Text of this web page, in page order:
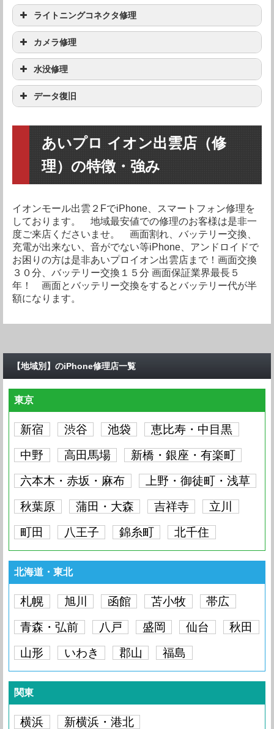
iPhoneXS Max
iPhoneXS
iPhoneX 23,149円
iPhone8 Plus 11,852円
iPhone8 10,186円
iPhone7 Plus 10,926円
iPhoneSE 6,760円
iPhone6S Plus 9,723円
iPhone6S 7,686円
iPhone6 Plus
iPhone5S
iPhone5C
iPhone5 6,760円
iPhone4S 4,445円
iPhone4 4,445円
iPhoneXR
iPhoneXS Max
iPhoneXS
iPhoneX 12,963円
iPhone8 Plus 8,612円
iPhone8 7,408円
iPhone7 5,556円
iPhoneSE 3,982円
iPhone6S Plus 4,815円
iPhone6S
iPhone6
iPhone5S 3,982円
iPhone5C 3,982円
iPhone5 3,982円
iPhone4S 2,963円
iPhone4 2,963円
機種
iPhoneXR
iPhoneXS Max
iPhoneXS
iPhone8 Plus 要問い合わせ
iPhone7 Plus 要問い合わせ
iPhone7 要問い合わせ
iPhoneSE 要問い合わせ
iPhone6S Plus
iPhone6 Plus
iPhone6 要問い合わせ
iPhone5C 要問い合わせ
iPhone5 要問い合わせ
iPhone4S 要問い合わせ
iPhone4 要問い合わせ
ライトニングコネクタ修理
機種
iPhoneXR
iPhoneXS Max
iPhoneXS 要問い合わせ
iPhoneX 要問い合わせ
iPhone8 Plus 8,797円
iPhone8 8,797円
iPhone7 Plus 6,760円
iPhone7 6,760円
iPhoneSE
iPhone6S
iPhone6 Plus 4,630円
iPhone5S 3,982円
iPhone5C 3,982円
iPhone5 3,982円
iPhone4S 要問い合わせ
iPhone4 要問い合わせ
カメラ修理
iPhoneXR
iPhoneXS Max 要問い合わせ
iPhoneXS
iPhoneX 要問い合わせ
iPhone8 Plus 要問い合わせ
iPhone8 要問い合わせ
iPhone7 Plus 要問い合わせ
iPhone7
iPhone6S 要問い合わせ
iPhone6 Plus 要問い合わせ
iPhone5S 要問い合わせ
iPhone5C 要問い合わせ
iPhone5 要問い合わせ
iPhone4S 要問い合わせ
iPhone4 要問い合わせ
水没修理
機種
iPhoneXR 3,519円
iPhoneXS Max 3,519円
iPhoneXS 3,519円
iPhoneX 3,519円
iPhone8 Plus 3,519円
iPhone8 3,519円
iPhone7 Plus
iPhone7 3,519円
iPhoneSE 3,519円
iPhone6S 3,519円
iPhone6 3,519円
iPhone5S 3,519円
iPhone5C 3,519円
iPhone4S 3,519円
データ復旧
iPhoneXR 要問い合わせ
iPhoneXS Max 要問い合わせ
iPhoneXS 要問い合わせ
iPhoneX 要問い合わせ
iPhone8 Plus 要問い合わせ
iPhone8
iPhone7 Plus 要問い合わせ
iPhone7 要問い合わせ
iPhoneSE 要問い合わせ
iPhone6S Plus 要問い合わせ
iPhone6S 要問い合わせ
iPhone6 要問い合わせ
iPhone5S 要問い合わせ
iPhone5 要問い合わせ
あいプロ イオン出雲店（修
理）の特徴・強み
イオンモール出雲２FでiPhone、スマートフォン修理を
しております。 地域最安値での修理のお客様は是非一
度ご来店くださいませ。 画面割れ、バッテリー交換、
充電が出来ない、音がでない等iPhone、アンドロイドで
お困りの方は是非あいプロイオン出雲店まで！画面交換
３０分、バッテリー交換１５分 画面保証業界最長５
年！ 画面とバッテリー交換をするとバッテリー代が半
額になります。
【地域別】のiPhone修理店一覧
東京
新宿 渋谷 池袋
恵比寿・中目黒
中野
高田馬場
新橋・銀座・有楽町
六本木・赤坂・麻布
上野・御徒町・浅草
秋葉原
蒲田・大森 吉祥寺
立川
町田
八王子 錦糸町 北千住
北海道・東北
札幌 旭川 函館 苫小牧
帯広
青森・弘前
八戸 盛岡 仙台
秋田
山形
いわき 郡山 福島
関東
横浜
新横浜・港北